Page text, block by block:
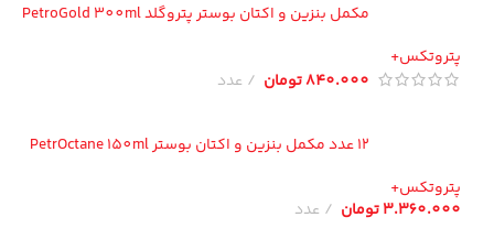
مکمل بنزین و اکتان بوستر پتروگلد PetroGold 300ml
840.000تومان عدد
12 عدد مکمل بنزین و اکتان بوستر PetrOctane 150ml
تومان عدد